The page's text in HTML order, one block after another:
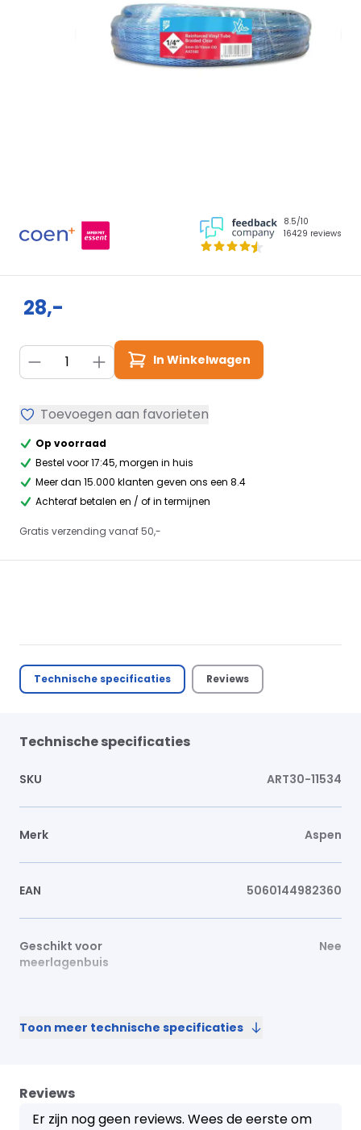
8.5/10
16429 reviews
28,-
Aantal In Winkelwagen
Toevoegen aan favorieten
Op voorraad
Bestel voor 17:45, morgen in huis
Meer dan 15.000 klanten geven ons een 8.4
Achteraf betalen en / of in termijnen
Gratis verzending vanaf 50,-
Technische specificaties Reviews
Technische specificaties
SKU ART30-11534
Merk Aspen
EAN 5060144982360
Geschikt voor
meerlagenbuis
Nee
Toon meer technische specificaties
Reviews
Er zijn nog geen reviews. Wees de eerste om